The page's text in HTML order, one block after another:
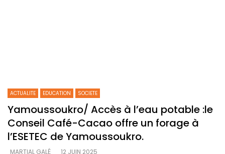
ACTUALITE EDUCATION SOCIETE
Yamoussoukro/ Accès à l’eau potable :le
Conseil Café-Cacao offre un forage à
l’ESETEC de Yamoussoukro.
MARTIAL GALÉ
12 JUIN 2025